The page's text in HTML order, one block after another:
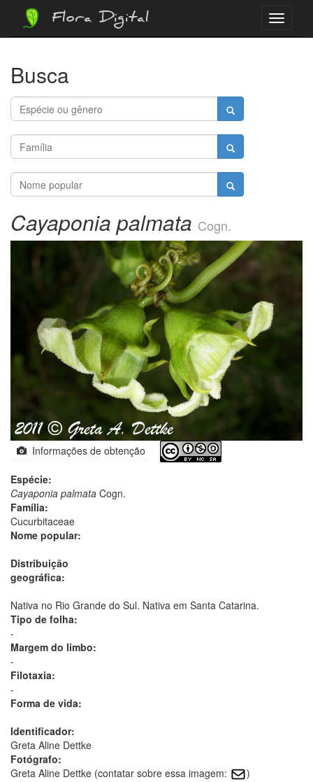
Menu
Flora Digital
Busca
Cayaponia palmata Cogn.
Informações de obtenção
Espécie:
Cayaponia palmata Cogn.
Família:
Cucurbitaceae
Nome popular:
Distribuição
geográfica:
Nativa no Rio Grande do Sul. Nativa em Santa Catarina.
Tipo de folha:
-
Margem do limbo:
-
Filotaxia:
-
Forma de vida:
Identificador:
Greta Aline Dettke
Fotógrafo:
Greta Aline Dettke (contatar sobre essa imagem:
)